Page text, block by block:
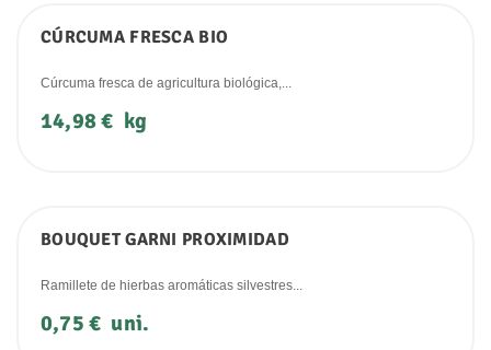
CÚRCUMA FRESCA BIO
Cúrcuma fresca de agricultura biológica,...
Precio
14,98 € kg
BOUQUET GARNI PROXIMIDAD
Ramillete de hierbas aromáticas silvestres...
Precio
0,75 € uni.